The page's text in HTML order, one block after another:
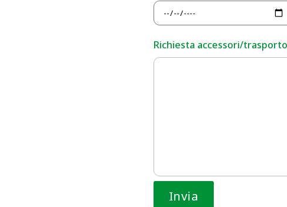
Richiesta accessori/